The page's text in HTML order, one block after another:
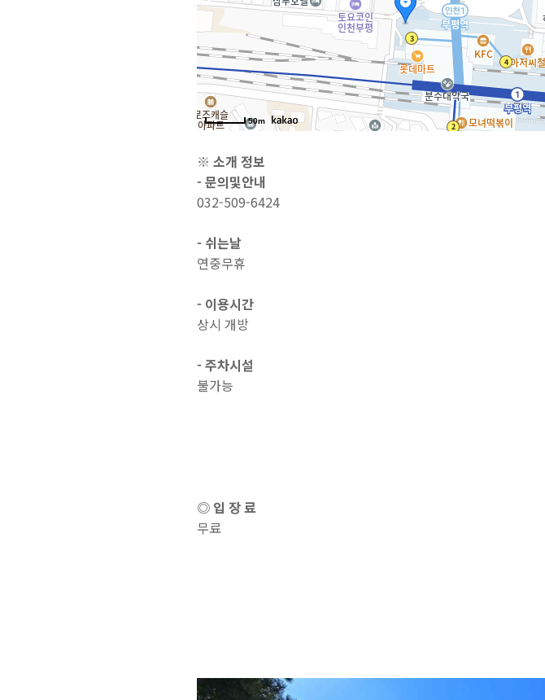
50m
※ 소개 정보
- 문의및안내
032-509-6424
- 쉬는날
연중무휴
- 이용시간
상시 개방
- 주차시설
불가능
◎ 입 장 료
무료